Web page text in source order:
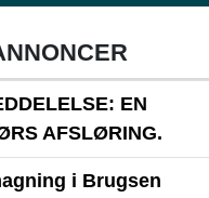
EN
AFSLØRING.
i Brugsen